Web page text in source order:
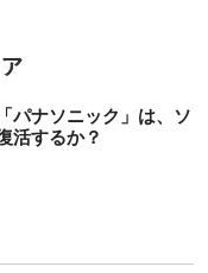
パナソニック」は、ソ
活するか？